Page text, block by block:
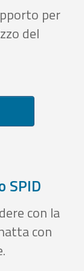
per
del
SPID
con la
con